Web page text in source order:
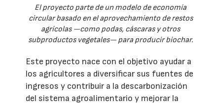
El proyecto parte de un modelo de economía
circular basado en el aprovechamiento de restos
agrícolas —como podas, cáscaras y otros
subproductos vegetales— para producir biochar.
Este proyecto nace con el objetivo ayudar a
los agricultores a diversificar sus fuentes de
ingresos y contribuir a la descarbonización
del sistema agroalimentario y mejorar la